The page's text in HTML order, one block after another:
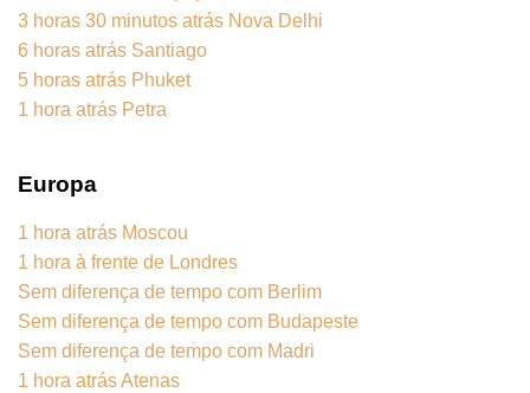
3 horas 30 minutos atrás Nova Delhi
6 horas atrás Santiago
5 horas atrás Phuket
1 hora atrás Petra
Europa
1 hora atrás Moscou
1 hora à frente de Londres
Sem diferença de tempo com Berlim
Sem diferença de tempo com Budapeste
Sem diferença de tempo com Madri
1 hora atrás Atenas